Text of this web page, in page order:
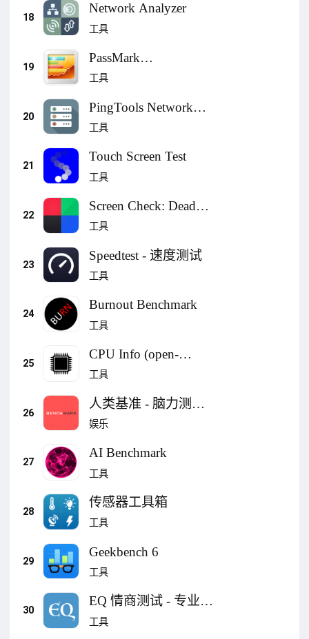
18
Network Analyzer
工具
19
PassMark
PerformanceTest
工具
20
PingTools Network
Utilities
工具
21
Touch Screen Test
工具
22
Screen Check: Dead
Pixels Test
工具
23
Speedtest - 速度测试
工具
24
Burnout Benchmark
工具
25
CPU Info (open-
source)
工具
26
人类基准 - 脑力测
试、记忆力测试、反
娱乐
27
AI Benchmark
工具
28
传感器工具箱
工具
29
Geekbench 6
工具
30
EQ 情商测试 - 专业情
绪智力评估与分析
工具